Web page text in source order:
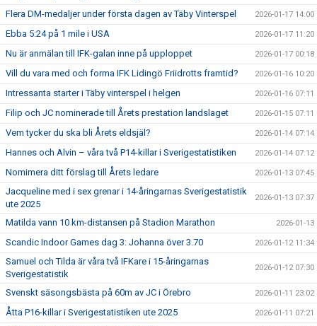
Flera DM-medaljer under första dagen av Täby Vinterspel 2026-01-17 14:00
Ebba 5:24 på 1 mile i USA 2026-01-17 11:20
Nu är anmälan till IFK-galan inne på upploppet 2026-01-17 00:18
Vill du vara med och forma IFK Lidingö Friidrotts framtid? 2026-01-16 10:20
Intressanta starter i Täby vinterspel i helgen 2026-01-16 07:11
Filip och JC nominerade till Årets prestation landslaget 2026-01-15 07:11
Vem tycker du ska bli Årets eldsjäl? 2026-01-14 07:14
Hannes och Alvin – våra två P14-killar i Sverigestatistiken 2026-01-14 07:12
Nomimera ditt förslag till Årets ledare 2026-01-13 07:45
Jacqueline med i sex grenar i 14-åringarnas Sverigestatistik
ute 2025
2026-01-13 07:37
Matilda vann 10 km-distansen på Stadion Marathon 2026-01-13
Scandic Indoor Games dag 3: Johanna över 3.70 2026-01-12 11:34
Samuel och Tilda är våra två IFKare i 15-åringarnas
Sverigestatistik
2026-01-12 07:30
Svenskt säsongsbästa på 60m av JC i Örebro 2026-01-11 23:02
Åtta P16-killar i Sverigestatistiken ute 2025 2026-01-11 07:21